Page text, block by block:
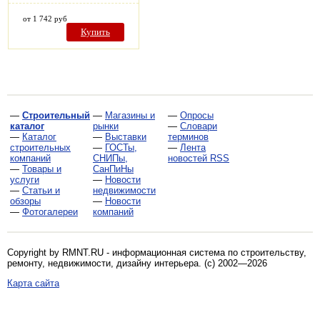
от 1 742 руб
Купить
— Строительный
каталог
— Каталог
строительных
компаний
— Товары и
услуги
— Статьи и
обзоры
— Фотогалереи
— Магазины и
рынки
— Выставки
— ГОСТы,
СНИПы,
СанПиНы
— Новости
недвижимости
— Новости
компаний
— Опросы
— Словари
терминов
— Лента
новостей RSS
Copyright by RMNT.RU - информационная система по строительству,
ремонту, недвижимости, дизайну интерьера. (c) 2002—2026
Карта сайта